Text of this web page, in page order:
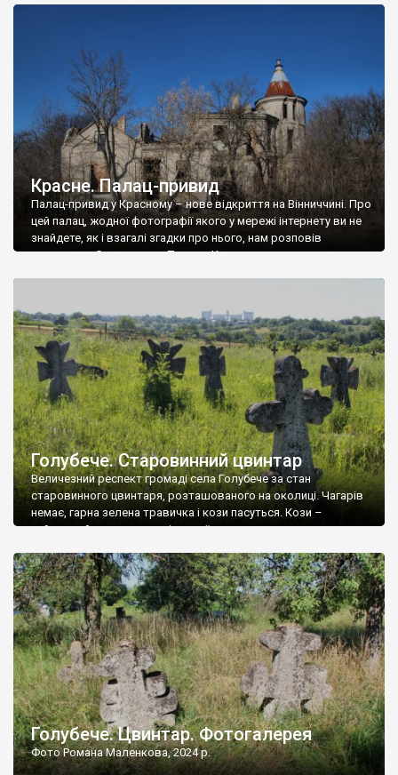
Красне. Палац-привид
Палац-привид у Красному – нове відкриття на Вінниччині. Про
цей палац, жодної фотографії якого у мережі інтернету ви не
знайдете, як і взагалі згадки про нього, нам розповів
мешканець Самгородка. Палац у Красному вразив не лише
Голубече. Старовинний цвинтар
Величезний респект громаді села Голубече за стан
старовинного цвинтаря, розташованого на околиці. Чагарів
немає, гарна зелена травичка і кози пасуться. Кози –
найкращий регулятор шкідливої, для старих кладовищ,
бруньками, кози ті бруньки обгризають, бо то улюблений
делікатес. На цвинтарі у Голубечому ціла колекція
різноманітних форм хрестів. Село відносно невелике, […]
Голубече. Цвинтар. Фотогалерея
Фото Романа Маленкова, 2024 р.